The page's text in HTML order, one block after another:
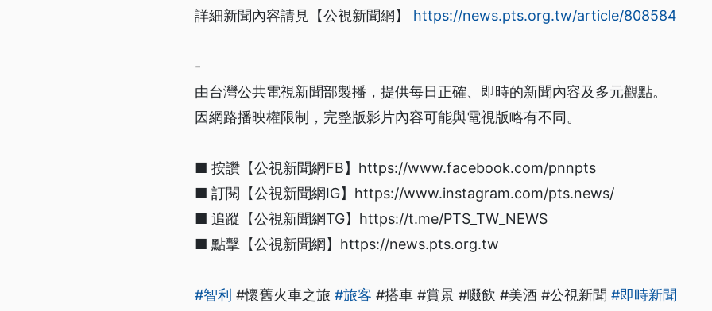
詳細新聞內容請見【公視新聞網】 https://news.pts.org.tw/article/808584
-
由台灣公共電視新聞部製播，提供每日正確、即時的新聞內容及多元觀點。
因網路播映權限制，完整版影片內容可能與電視版略有不同。
■ 按讚【公視新聞網FB】https://www.facebook.com/pnnpts
■ 訂閱【公視新聞網IG】https://www.instagram.com/pts.news/
■ 追蹤【公視新聞網TG】https://t.me/PTS_TW_NEWS
■ 點擊【公視新聞網】https://news.pts.org.tw
#智利 #懷舊火車之旅 #旅客 #搭車 #賞景 #啜飲 #美酒 #公視新聞 #即時新聞